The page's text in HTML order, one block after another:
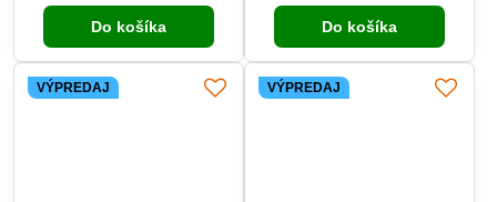
Do košíka Do košíka
VÝPREDAJ VÝPREDAJ